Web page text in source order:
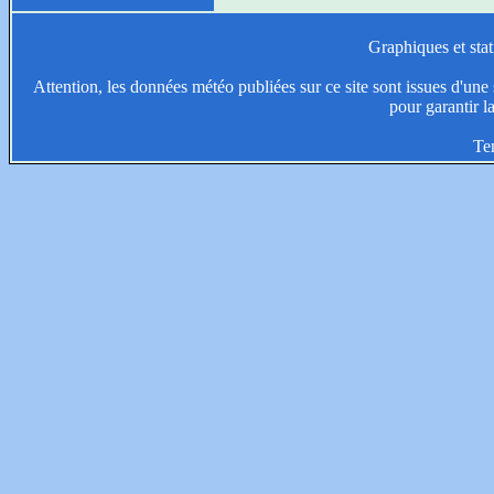
Graphiques et
Attention, les données météo publiées sur ce site sont issues
pour garantir